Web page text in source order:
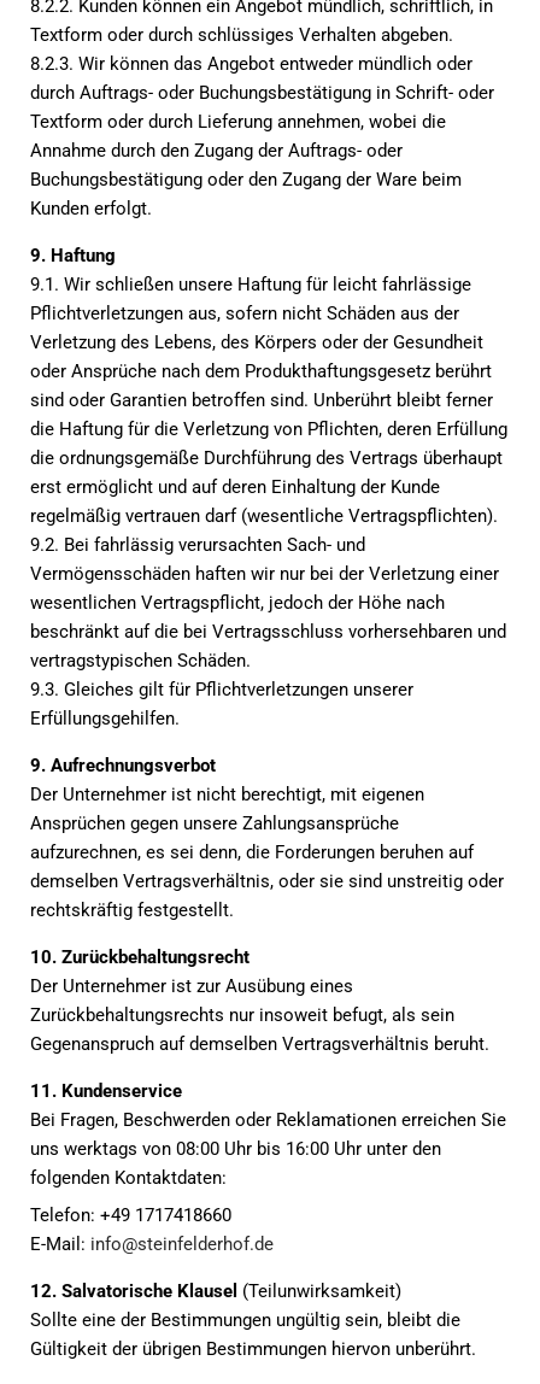
8.2.2. Kunden können ein Angebot mündlich, schriftlich, in
Textform oder durch schlüssiges Verhalten abgeben.
8.2.3. Wir können das Angebot entweder mündlich oder
durch Auftrags- oder Buchungsbestätigung in Schrift- oder
Textform oder durch Lieferung annehmen, wobei die
Annahme durch den Zugang der Auftrags- oder
Buchungsbestätigung oder den Zugang der Ware beim
Kunden erfolgt.
9. Haftung
9.1. Wir schließen unsere Haftung für leicht fahrlässige
Pflichtverletzungen aus, sofern nicht Schäden aus der
Verletzung des Lebens, des Körpers oder der Gesundheit
oder Ansprüche nach dem Produkthaftungsgesetz berührt
sind oder Garantien betroffen sind. Unberührt bleibt ferner
die Haftung für die Verletzung von Pflichten, deren Erfüllung
die ordnungsgemäße Durchführung des Vertrags überhaupt
erst ermöglicht und auf deren Einhaltung der Kunde
regelmäßig vertrauen darf (wesentliche Vertragspflichten).
9.2. Bei fahrlässig verursachten Sach- und
Vermögensschäden haften wir nur bei der Verletzung einer
wesentlichen Vertragspflicht, jedoch der Höhe nach
beschränkt auf die bei Vertragsschluss vorhersehbaren und
vertragstypischen Schäden.
9.3. Gleiches gilt für Pflichtverletzungen unserer
Erfüllungsgehilfen.
9. Aufrechnungsverbot
Der Unternehmer ist nicht berechtigt, mit eigenen
Ansprüchen gegen unsere Zahlungsansprüche
aufzurechnen, es sei denn, die Forderungen beruhen auf
demselben Vertragsverhältnis, oder sie sind unstreitig oder
rechtskräftig festgestellt.
10. Zurückbehaltungsrecht
Der Unternehmer ist zur Ausübung eines
Zurückbehaltungsrechts nur insoweit befugt, als sein
Gegenanspruch auf demselben Vertragsverhältnis beruht.
11. Kundenservice
Bei Fragen, Beschwerden oder Reklamationen erreichen Sie
uns werktags von 08:00 Uhr bis 16:00 Uhr unter den
folgenden Kontaktdaten:
Telefon: +49 1717418660
E-Mail: info@steinfelderhof.de
12. Salvatorische Klausel (Teilunwirksamkeit)
Sollte eine der Bestimmungen ungültig sein, bleibt die
Gültigkeit der übrigen Bestimmungen hiervon unberührt.